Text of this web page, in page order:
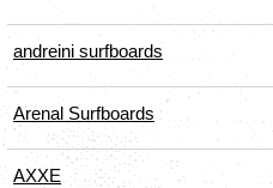
andreini surfboards
Arenal Surfboards
AXXE